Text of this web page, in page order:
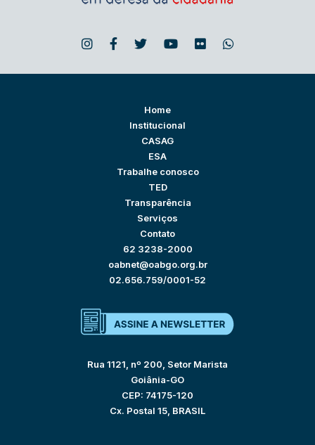
Home
Institucional
CASAG
ESA
Trabalhe conosco
TED
Transparência
Serviços
Contato
62 3238-2000
oabnet@oabgo.org.br
02.656.759/0001-52
Rua 1121, nº 200, Setor Marista
Goiânia-GO
CEP: 74175-120
Cx. Postal 15, BRASIL